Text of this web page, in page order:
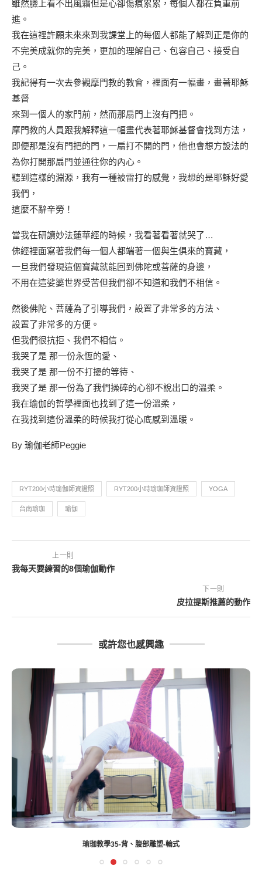
雖然臉上看不出風霜但是心卻傷痕累累，每個人都在負重前
進。
我在這𥚃許願未來來到我課堂上的每個人都能了解到正是你的
不完美成就你的完美，更加的理解自己、包容自己、接受自
己。
我記得有一次去參觀摩門教的教會，裡面有一幅畫，畫著耶穌
基督
來到一個人的家門前，然而那扇門上沒有門把。
摩門教的人員跟我解釋這一幅畫代表著耶穌基督會找到方法，
即便那是沒有門把的門，一扇打不開的門，他也會想方設法的
為你打開那扇門並通往你的內心。
聽到這樣的淵源，我有一種被雷打的感覺，我想的是耶穌好愛
我們，
這麼不辭辛勞！
當我在研讀妙法蓮華經的時候，我看著看著就哭了…
佛經裡面寫著我們每一個人都端著一個與生俱來的寶藏，
一旦我們發現這個寶藏就能回到佛陀或菩薩的身邊，
不用在這娑婆世界受苦但我們卻不知道和我們不相信。
然後佛陀、菩薩為了引導我們，設置了非常多的方法、
設置了非常多的方便。
但我們很抗拒、我們不相信。
我哭了是 那一份永恆的愛、
我哭了是 那一份不打擾的等待、
我哭了是 那一份為了我們操碎的心卻不說出口的溫柔。
我在瑜伽的哲學裡面也找到了這一份溫柔，
在我找到這份溫柔的時候我打從心底感到溫暖。
By 瑜伽老師Peggie
RYT200小時瑜伽師資證照 RYT200小時瑜珈師資證照 YOGA
台南瑜珈 瑜伽
上一則
我每天要練習的8個瑜伽動作
下一則
皮拉提斯推薦的動作
或許您也感興趣
瑜珈教學35-背、腹部雕塑-輪式